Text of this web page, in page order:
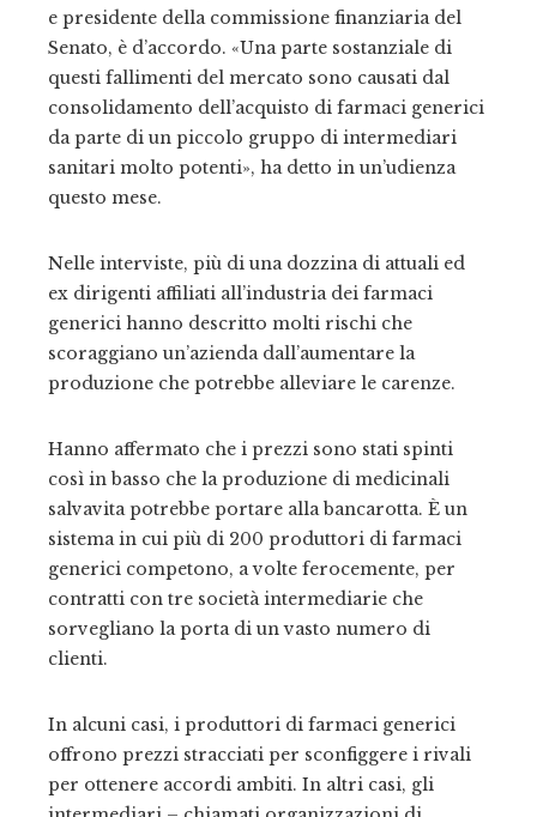
e presidente della commissione finanziaria del
Senato, è d’accordo. «Una parte sostanziale di
questi fallimenti del mercato sono causati dal
consolidamento dell’acquisto di farmaci generici
da parte di un piccolo gruppo di intermediari
sanitari molto potenti», ha detto in un’udienza
questo mese.
Nelle interviste, più di una dozzina di attuali ed
ex dirigenti affiliati all’industria dei farmaci
generici hanno descritto molti rischi che
scoraggiano un’azienda dall’aumentare la
produzione che potrebbe alleviare le carenze.
Hanno affermato che i prezzi sono stati spinti
così in basso che la produzione di medicinali
salvavita potrebbe portare alla bancarotta. È un
sistema in cui più di 200 produttori di farmaci
generici competono, a volte ferocemente, per
contratti con tre società intermediarie che
sorvegliano la porta di un vasto numero di
clienti.
In alcuni casi, i produttori di farmaci generici
offrono prezzi stracciati per sconfiggere i rivali
per ottenere accordi ambiti. In altri casi, gli